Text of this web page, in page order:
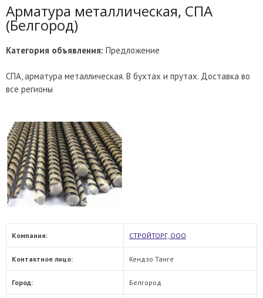
Арматура металлическая, СПА
(Белгород)
Категория объявления: Предложение
СПА, арматура металлическая. В бухтах и прутах. Доставка во
все регионыОтмена
Компания: СТРОЙТОРГ, ООО
Контактное лицо: Кендзо Танге
Город: Белгород